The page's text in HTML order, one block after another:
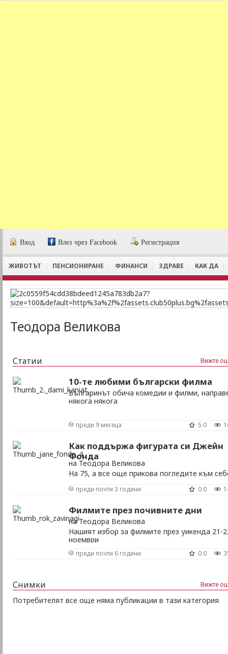
Вход Влез чрез Facebook Регистрация
ЖИВОТЪТ ПЕНСИОНИРАНЕ ФИНАНСИ ЗДРАВЕ КАК ДА
Теодора Великова
Статии Вижте
10-те любими български филма
Българинът обича комедии и филми,
някога някога
преди 9 месеца 5.0
Как поддържа фигурата си Джейн
Фонда
на Теодора Великова
На 75, а все още прикова погледите към
преди почти 3 години 0.0
Филмите през почивните дни
на Теодора Великова
Нашият избор за филмите през уикенда 21-
ноември
преди почти 6 години 0.0
Снимки Вижте
Потребителят все още няма публикации в тази категория